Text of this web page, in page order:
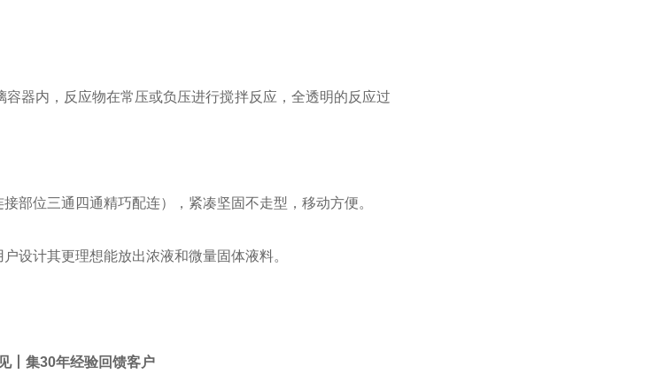
容器内，反应物在常压或负压进行搅拌反应，全透明的反应过
部位三通四通精巧配连），紧凑坚固不走型，移动方便。
设计其更理想能放出浓液和微量固体液料。
丨集30年经验回馈客户